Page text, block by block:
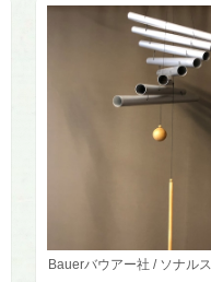
Bauerバウアー社 / ソナルス